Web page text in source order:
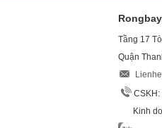
Tầng 17
Quận
CSKH:
Kinh